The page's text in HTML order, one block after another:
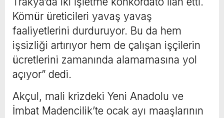
Kömür üreticileri yavaş yavaş
faaliyetlerini durduruyor. Bu da hem
işsizliği artırıyor hem de çalışan işçilerin
ücretlerini zamanında alamamasına yol
açıyor” dedi.
Akçul, mali krizdeki Yeni Anadolu ve
İmbat Madencilik’te ocak ayı maaşlarının